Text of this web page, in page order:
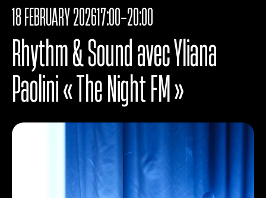
18 FEBRUARY 202617:00-20:00
Rhythm & Sound avec Yliana
Paolini « The Night FM »